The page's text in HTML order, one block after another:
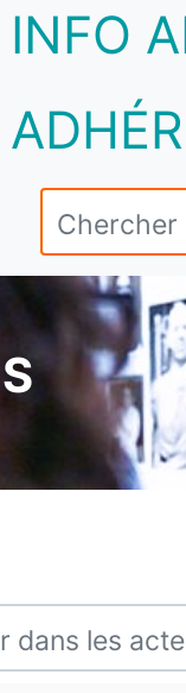
INFO